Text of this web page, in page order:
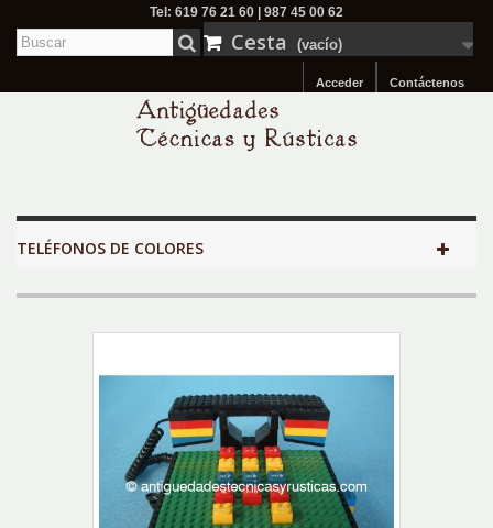
Tel: 619 76 21 60 | 987 45 00 62
Cesta (vacío)
Contáctenos
Acceder
TELÉFONOS DE COLORES